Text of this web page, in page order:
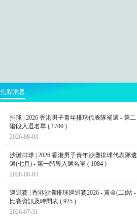
焦點消息
排球 | 2026 香港男子青年排球代表隊補選 - 第二
階段入選名單 ( 1700 )
2026-08-03
沙灘排球 | 2026 香港男子青年沙灘排球代表隊遴
選(七月) - 第一階段入選名單 ( 1084 )
2026-08-03
巡迴賽 | 香港沙灘排球巡迴賽2026 - 黃金(二)站 -
比賽資訊及時間表 ( 925 )
2026-07-31